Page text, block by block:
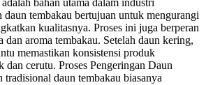
bahan utama dalam industri
daun tembakau bertujuan untuk mengurangi
kualitasnya. Proses ini juga berperan
dan aroma tembakau. Setelah daun kering,
memastikan konsistensi produk
dan cerutu. Proses Pengeringan Daun
tradisional daun tembakau biasanya